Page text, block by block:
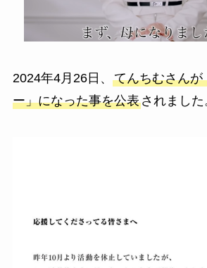
2024年4月26日、 てんちむさん
ー」になった事を公表されました